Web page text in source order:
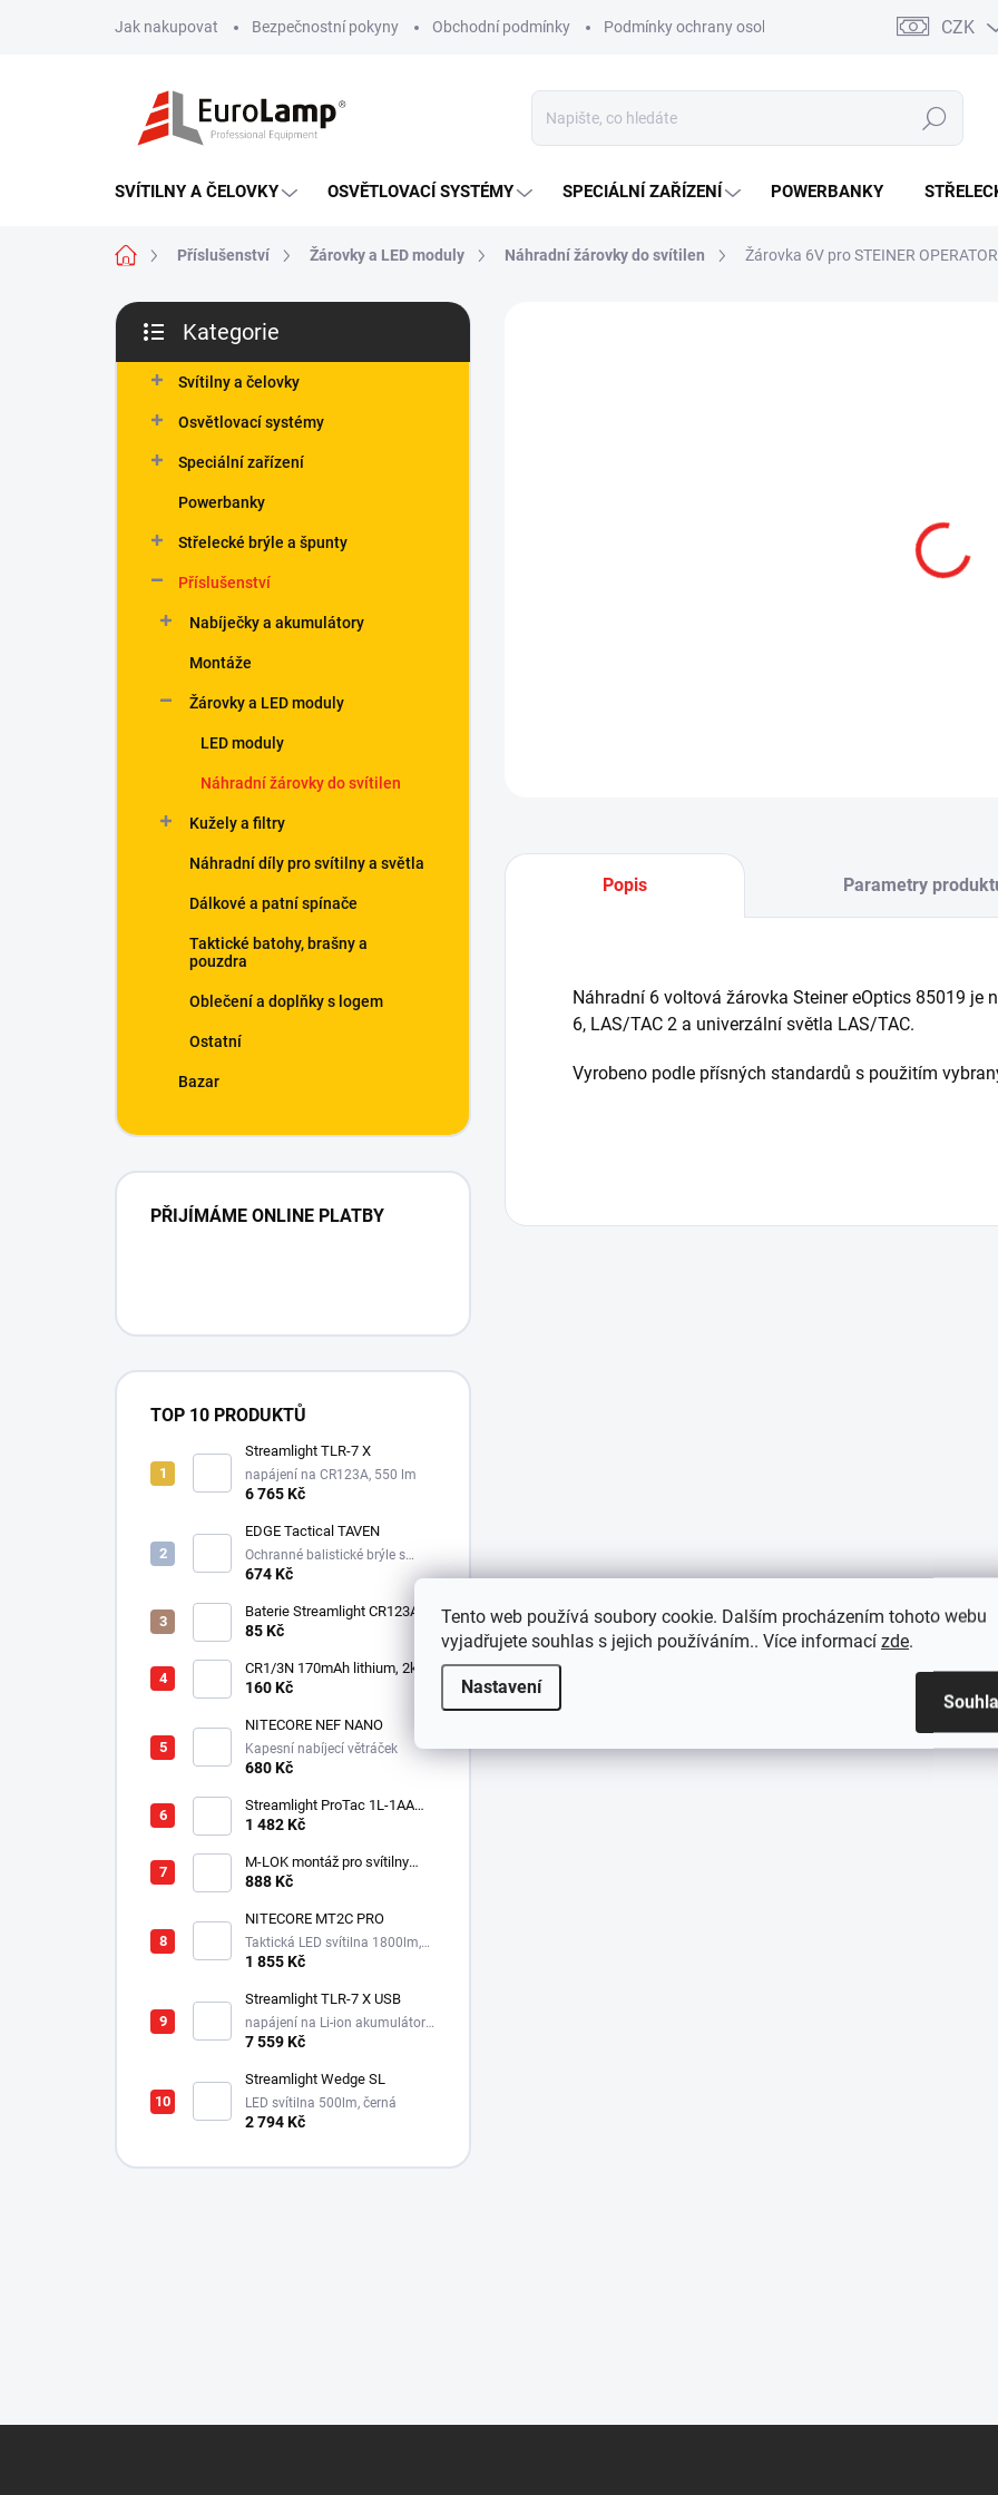
Tento web používá soubory cookie. Dalším procházením tohoto webu
vyjadřujete souhlas s jejich používáním.. Více informací zde.
Nastavení
Jak nakupovat Bezpečnostní pokyny Obchodní podmínky Podmínky ochrany osobních údajů Kontakty CZK
Hledat
SVÍTILNY A ČELOVKY OSVĚTLOVACÍ SYSTÉMY SPECIÁLNÍ ZAŘÍZENÍ POWERBANKY
Domů Příslušenství Žárovky a LED moduly Náhradní žárovky do svítilen Žárovka 6V pro STEINER OPERATOR
P
s
kategorie
Kategorie
Svítilny a čelovky
Osvětlovací systémy
Speciální zařízení
Powerbanky
Střelecké brýle a špunty
Příslušenství
Nabíječky a akumulátory
Montáže
Žárovky a LED moduly
LED moduly
Náhradní žárovky do svítilen
Kužely a filtry
Náhradní díly pro svítilny a světla
Dálkové a patní spínače
Taktické batohy, brašny a
pouzdra
Oblečení a doplňky s logem
Ostatní
Bazar
PŘIJÍMÁME ONLINE PLATBY
TOP 10 PRODUKTŮ
Streamlight TLR-7 X
napájení na CR123A, 550 lm
6 765 Kč
EDGE Tactical TAVEN
Ochranné balistické brýle s
technologií VaporShield
674 Kč
Baterie Streamlight CR123A
3V - Lithiová
85 Kč
CR1/3N 170mAh lithium, 2ks v
balení
160 Kč
NITECORE NEF NANO
Kapesní nabíjecí větráček
680 Kč
Streamlight ProTac 1L-1AA
taktická svítilna, 350 lm, 160
1 482 Kč
M-LOK montáž pro svítilny
Streamlight Rail Mount
888 Kč
NITECORE MT2C PRO
Taktická LED svítilna 1800lm,
1x18650, 3600mAh, USB-C
1 855 Kč
Streamlight TLR-7 X USB
napájení na Li-ion akumulátor,
725 lm / 550 lm
7 559 Kč
Streamlight Wedge SL
LED svítilna 500lm, černá
2 794 Kč
Popis Parametry
Náhradní 6 voltová žárovka Steiner eOptics 85019 je
6, LAS/TAC 2 a univerzální světla LAS/TAC.
Vyrobeno podle přísných standardů s použitím